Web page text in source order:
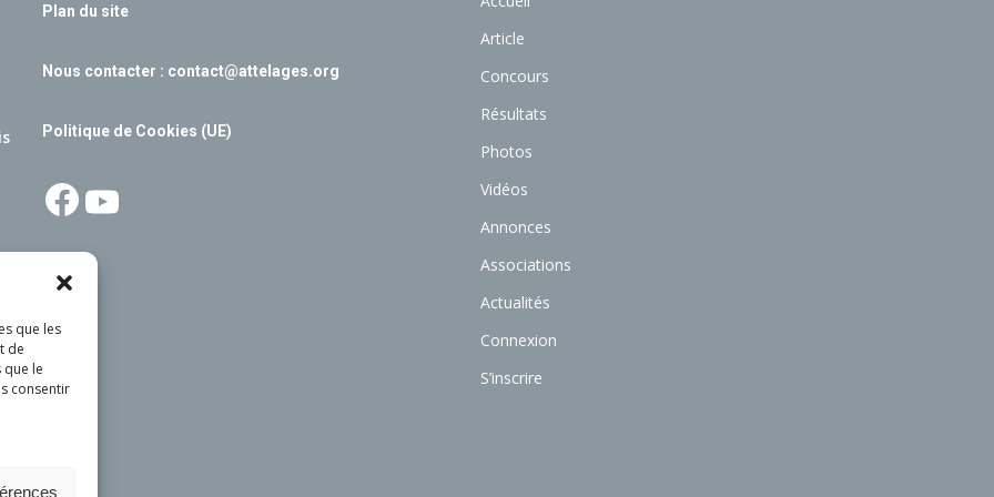
que les
de
le
consentir
Plan du site
Nous contacter : contact@attelages.org
Politique de Cookies (UE)
Facebook
Article
Concours
Résultats
Photos
Vidéos
Annonces
Associations
Actualités
Connexion
S’inscrire